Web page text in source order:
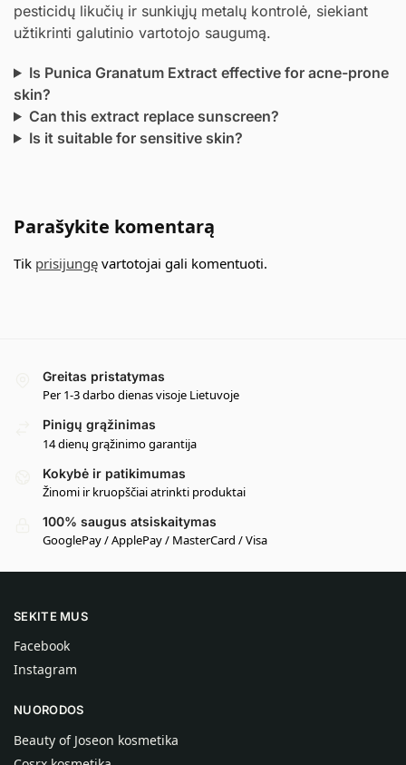
pesticidų likučių ir sunkiųjų metalų kontrolė, siekiant
užtikrinti galutinio vartotojo saugumą.
Is Punica Granatum Extract effective for acne-prone
skin?
Can this extract replace sunscreen?
Is it suitable for sensitive skin?
Parašykite komentarą
Tik prisijungę vartotojai gali komentuoti.
Greitas pristatymas
Per 1-3 darbo dienas visoje Lietuvoje
Pinigų grąžinimas
14 dienų grąžinimo garantija
Kokybė ir patikimumas
Žinomi ir kruopščiai atrinkti produktai
100% saugus atsiskaitymas
GooglePay / ApplePay / MasterCard / Visa
SEKITE MUS
Facebook
Instagram
NUORODOS
Beauty of Joseon kosmetika